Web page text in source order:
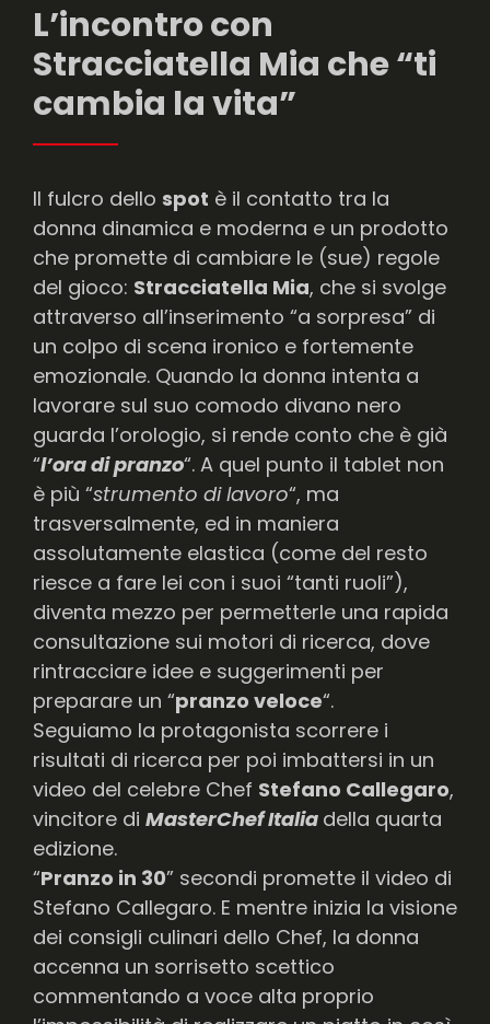
L’incontro con
Stracciatella Mia che “ti
cambia la vita”
Il fulcro dello spot è il contatto tra la
donna dinamica e moderna e un prodotto
che promette di cambiare le (sue) regole
del gioco: Stracciatella Mia, che si svolge
attraverso all’inserimento “a sorpresa” di
un colpo di scena ironico e fortemente
emozionale. Quando la donna intenta a
lavorare sul suo comodo divano nero
guarda l’orologio, si rende conto che è già
“l’ora di pranzo“. A quel punto il tablet non
è più “strumento di lavoro“, ma
trasversalmente, ed in maniera
assolutamente elastica (come del resto
riesce a fare lei con i suoi “tanti ruoli”),
diventa mezzo per permetterle una rapida
consultazione sui motori di ricerca, dove
rintracciare idee e suggerimenti per
preparare un “pranzo veloce“.
Seguiamo la protagonista scorrere i
risultati di ricerca per poi imbattersi in un
video del celebre Chef Stefano Callegaro,
vincitore di MasterChef Italia della quarta
edizione.
“Pranzo in 30” secondi promette il video di
Stefano Callegaro. E mentre inizia la visione
dei consigli culinari dello Chef, la donna
accenna un sorrisetto scettico
commentando a voce alta proprio